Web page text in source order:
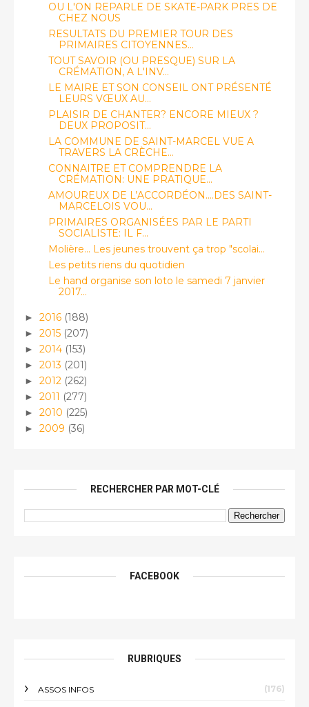
OU L'ON REPARLE DE SKATE-PARK PRES DE
CHEZ NOUS
RESULTATS DU PREMIER TOUR DES
PRIMAIRES CITOYENNES...
TOUT SAVOIR (OU PRESQUE) SUR LA
CRÉMATION, A L'INV...
LE MAIRE ET SON CONSEIL ONT PRÉSENTÉ
LEURS VŒUX AU...
PLAISIR DE CHANTER? ENCORE MIEUX ?
DEUX PROPOSIT...
LA COMMUNE DE SAINT-MARCEL VUE A
TRAVERS LA CRÈCHE...
CONNAITRE ET COMPRENDRE LA
CRÉMATION: UNE PRATIQUE...
AMOUREUX DE L’ACCORDÉON....DES SAINT-
MARCELOIS VOU...
PRIMAIRES ORGANISÉES PAR LE PARTI
SOCIALISTE: IL F...
Molière... Les jeunes trouvent ça trop "scolai...
Les petits riens du quotidien
Le hand organise son loto le samedi 7 janvier
2017...
► 2016 (188)
► 2015 (207)
► 2014 (153)
► 2013 (201)
► 2012 (262)
► 2011 (277)
► 2010 (225)
► 2009 (36)
RECHERCHER PAR MOT-CLÉ
FACEBOOK
RUBRIQUES
ASSOS INFOS (176)